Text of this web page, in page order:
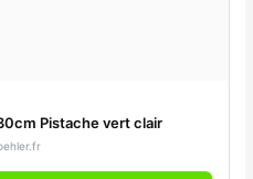
Pistache vert clair